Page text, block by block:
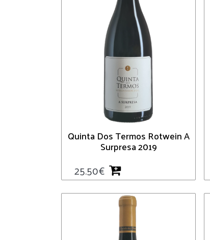
Quinta Dos Termos Rotwein A
Surpresa 2019
25.50€